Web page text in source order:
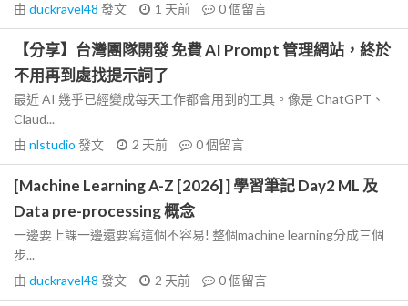
由 duckravel48 發文 1 天前 0個留言
【分享】台灣團隊開發 免費 AI Prompt 管理網站，終於
不用再到處找提示詞了
最近 AI 幾乎已經變成每天工作都會用到的工具。像是 ChatGPT、
Claud...
由 nlstudio 發文 2 天前 0個留言
[Machine Learning A-Z [2026] ] 學習筆記 Day2 ML 及
Data pre-processing 概念
一邊要上課一邊還要寫這個不容易! 整個machine learning分成三個
步...
由 duckravel48 發文 2 天前 0個留言